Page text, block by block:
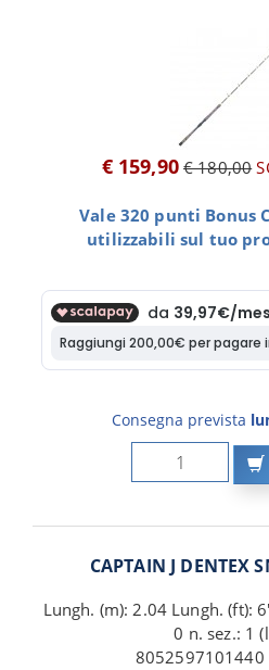
€ 159,90 € 180,00
Vale 320 punti Bonus
utilizzabili sul tuo
Consegna prevista
CAPTAIN J DENTEX
Lungh. (m): 2.04 Lungh. (ft):
0 n. sez.: 1
8052597101440